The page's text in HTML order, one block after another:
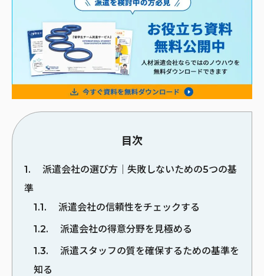
目次
1
派遣会社の選び方｜失敗しないための5つの基
準
1.1
派遣会社の信頼性をチェックする
1.2
派遣会社の得意分野を見極める
1.3
派遣スタッフの質を確保するための基準を
知る